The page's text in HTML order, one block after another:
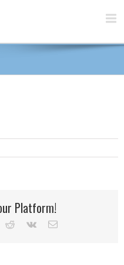
Platform!